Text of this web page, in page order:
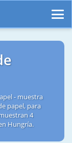
- muestra
papel, para
4
Hungría.